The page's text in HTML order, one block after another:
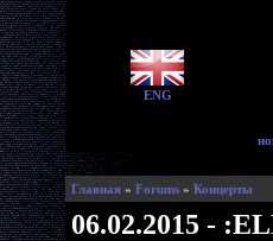
ENG
Главная » Forums » Концерты
06.02.2015 -